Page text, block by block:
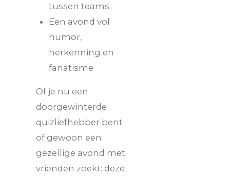
tussen teams
Een avond vol
humor,
herkenning en
fanatisme
Of je nu een
doorgewinterde
quizliefhebber bent
of gewoon een
gezellige avond met
vrienden zoekt: deze